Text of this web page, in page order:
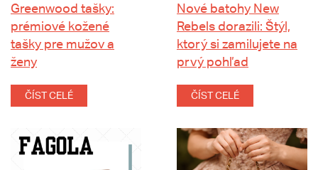
Greenwood tašky:
prémiové kožené
tašky pre mužov a
ženy
ČÍST CELÉ
Nové batohy New
Rebels dorazili: Štýl,
ktorý si zamilujete na
prvý pohľad
ČÍST CELÉ